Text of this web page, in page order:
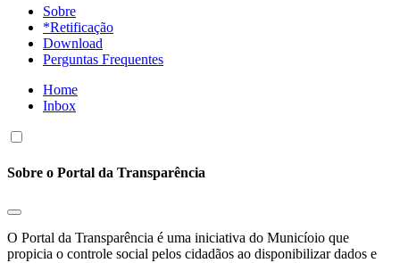
Sobre
*Retificação
Download
Perguntas Frequentes
Home
Inbox
Sobre o Portal da Transparência
O Portal da Transparência é uma iniciativa do Municíoio que
propicia o controle social pelos cidadãos ao disponibilizar dados e